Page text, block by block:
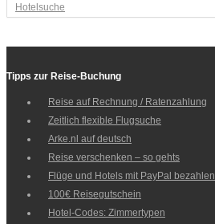
Hotelsuche
Tipps zur Reise-Buchung
Reise auf Rechnung / Ratenzahlung
Zeitlich flexible Flugsuche
Arke.nl auf deutsch
Reise verschenken – so gehts
Flüge und Hotels mit PayPal bezahlen
100€ Reisegutschein
Hotel-Codes: Zimmertypen